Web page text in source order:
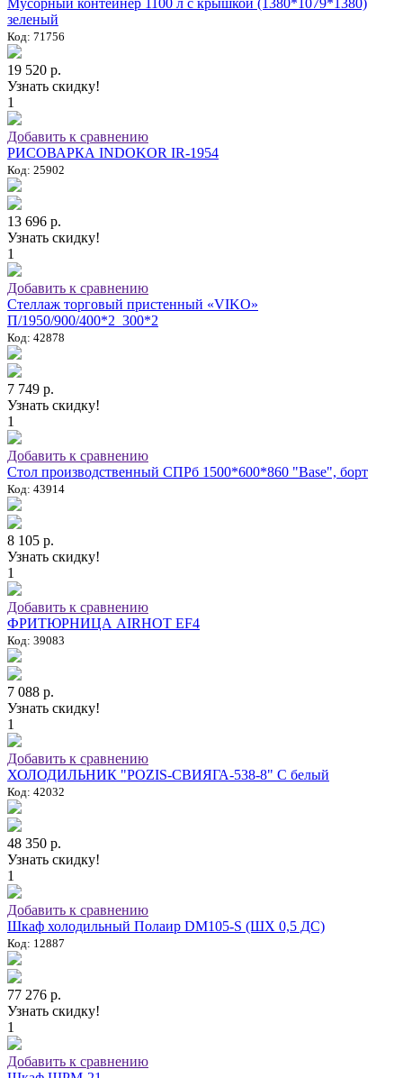
Мусорный контейнер 1100 л с крышкой (1380*1079*1380)
зеленый
Код: 71756
19 520 р.
Узнать скидку!
1
Добавить к сравнению
РИСОВАРКА INDOKOR IR-1954
Код: 25902
13 696 р.
Узнать скидку!
1
Добавить к сравнению
Стеллаж торговый пристенный «VIKO»
П/1950/900/400*2_300*2
Код: 42878
7 749 р.
Узнать скидку!
1
Добавить к сравнению
Стол производственный СПРб 1500*600*860 "Base", борт
Код: 43914
8 105 р.
Узнать скидку!
1
Добавить к сравнению
ФРИТЮРНИЦА AIRHOT EF4
Код: 39083
7 088 р.
Узнать скидку!
1
Добавить к сравнению
ХОЛОДИЛЬНИК "POZIS-СВИЯГА-538-8" C белый
Код: 42032
48 350 р.
Узнать скидку!
1
Добавить к сравнению
Шкаф холодильный Полаир DM105-S (ШХ 0,5 ДС)
Код: 12887
77 276 р.
Узнать скидку!
1
Добавить к сравнению